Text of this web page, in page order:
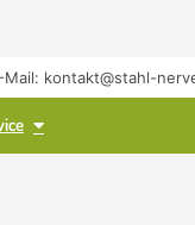
kontakt@stahl-
Öffne Service